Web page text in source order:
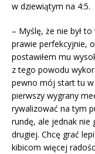
w dziewiątym na 4:5.
– Myślę, że nie był
prawie perfekcyjnie,
postawiłem mu
z tego powodu
pewno mój start tu
pierwszy wygrany
rywalizować na tym
rundę, ale jednak nie
drugiej. Chcę grać
kibicom więcej